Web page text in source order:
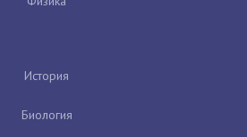
История
Биология